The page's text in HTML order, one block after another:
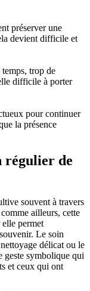
préserver une
devient difficile et
trop de
difficile à porter
pour continuer
la présence
régulier de
souvent à travers
ailleurs, cette
permet
Le soin
délicat ou le
geste symbolique qui
et ceux qui ont